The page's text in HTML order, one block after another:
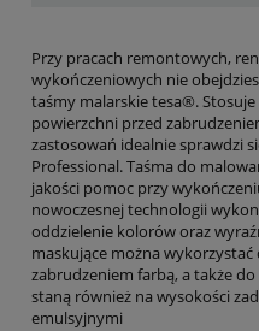
Przy pracach remontowych,
wykończeniowych nie
taśmy malarskie tesa®. Stosuje
powierzchni przed
zastosowań idealnie sprawdzi
Professional. Taśma do
jakości pomoc przy
nowoczesnej technologii
oddzielenie kolorów oraz
maskujące można
zabrudzeniem farbą, a także
staną również na wysokości
emulsyjnymi